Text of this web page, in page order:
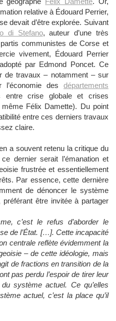
relative à Édouard Perrier,
devait d’être explorée. Suivant
di Stefano, auteur d’une très
communistes de Corse et
vivement, Édouard Perrier
par Edmond Poncet. Ce
de travaux – notamment – sur
l’économie des départements
entre crise globale et crises
Félix Damette). Du point
entre ces derniers travaux
claire.
a souvent retenu la critique du
dernier serait l’émanation et
frustrée et essentiellement
Par essence, cette dernière
de dénoncer le système
être invitée à partager
c’est le refus d’aborder le
de l’État. […]. Cette incapacité
centrale reflète évidemment la
– de cette idéologie, mais
de fractions en transition de la
pas perdu l’espoir de tirer leur
système actuel. Ce qu’elles
actuel, c’est la place qu’il